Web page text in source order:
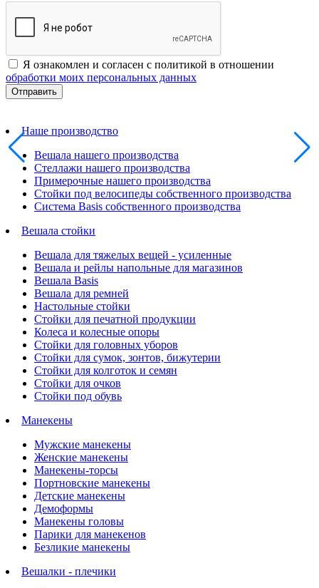
Я ознакомлен и согласен с политикой в отношении
обработки моих персональных данных
Наше производство
Вешала нашего производства
Стеллажи нашего производства
Примерочные нашего производства
Стойки под велосипеды собственного производства
Система Basis собственного производства
Вешала стойки
Вешала для тяжелых вещей - усиленные
Вешала и рейлы напольные для магазинов
Вешала Basis
Вешала для ремней
Настольные стойки
Стойки для печатной продукции
Колеса и колесные опоры
Стойки для головных уборов
Стойки для сумок, зонтов, бижутерии
Стойки для колготок и семян
Стойки для очков
Стойки под обувь
Манекены
Мужские манекены
Женские манекены
Манекены-торсы
Портновские манекены
Детские манекены
Демоформы
Манекены головы
Парики для манекенов
Безликие манекены
Вешалки - плечики